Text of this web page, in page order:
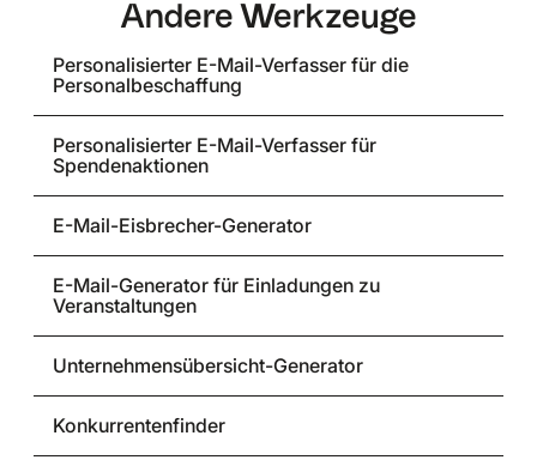
Andere Werkzeuge
Personalisierter E-Mail-Verfasser für die
Personalbeschaffung
Personalisierter E-Mail-Verfasser für
Spendenaktionen
E-Mail-Eisbrecher-Generator
E-Mail-Generator für Einladungen zu
Veranstaltungen
Unternehmensübersicht-Generator
Konkurrentenfinder